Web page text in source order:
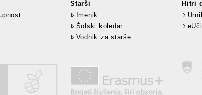
Starši
Imenik
Šolski koledar
Vodnik za starše
Hitri